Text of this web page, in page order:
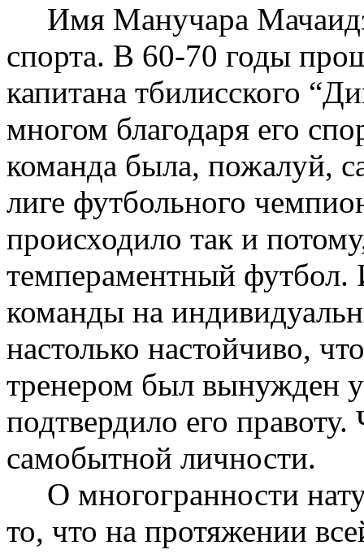
Имя Манучара
спорта. В 60-70 годы
капитана тбилисского
многом благодаря его
команда была, пожалуй,
лиге футбольного
происходило так и
темпераментный футбол.
команды на
настолько настойчиво,
тренером был вынужден
подтвердило его
самобытной личности.
О многогранности
то, что на протяжении